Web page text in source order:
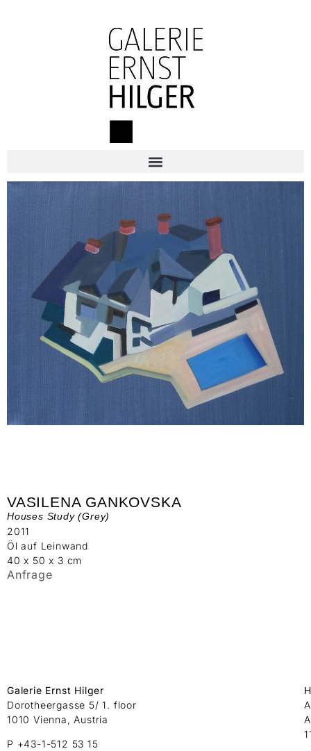
VASILENA GANKOVSKA
Houses Study (Grey)
2011
Öl auf Leinwand
40 x 50 x 3 cm
Anfrage
Galerie Ernst Hilger
Dorotheergasse 5/ 1. floor
1010 Vienna, Austria
P +43-1-512 53 15